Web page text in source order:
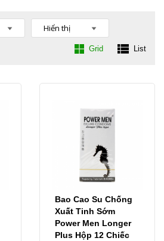
Grid List
Bao Cao Su Chống
Xuất Tinh Sớm
Power Men Longer
Plus Hộp 12 Chiếc